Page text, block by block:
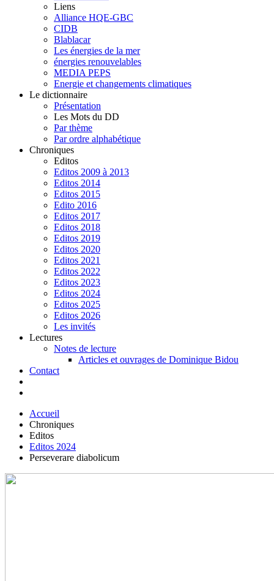
Liens
Alliance HQE-GBC
CIDB
Blablacar
Les énergies de la mer
énergies renouvelables
MEDIA PEPS
Energie et changements climatiques
Le dictionnaire
Présentation
Les Mots du DD
Par thème
Par ordre alphabétique
Chroniques
Editos
Editos 2009 à 2013
Editos 2014
Editos 2015
Edito 2016
Editos 2017
Editos 2018
Editos 2019
Editos 2020
Editos 2021
Editos 2022
Editos 2023
Editos 2024
Editos 2025
Editos 2026
Les invités
Lectures
Notes de lecture
Articles et ouvrages de Dominique Bidou
Contact
Accueil
Chroniques
Editos
Editos 2024
Perseverare diabolicum